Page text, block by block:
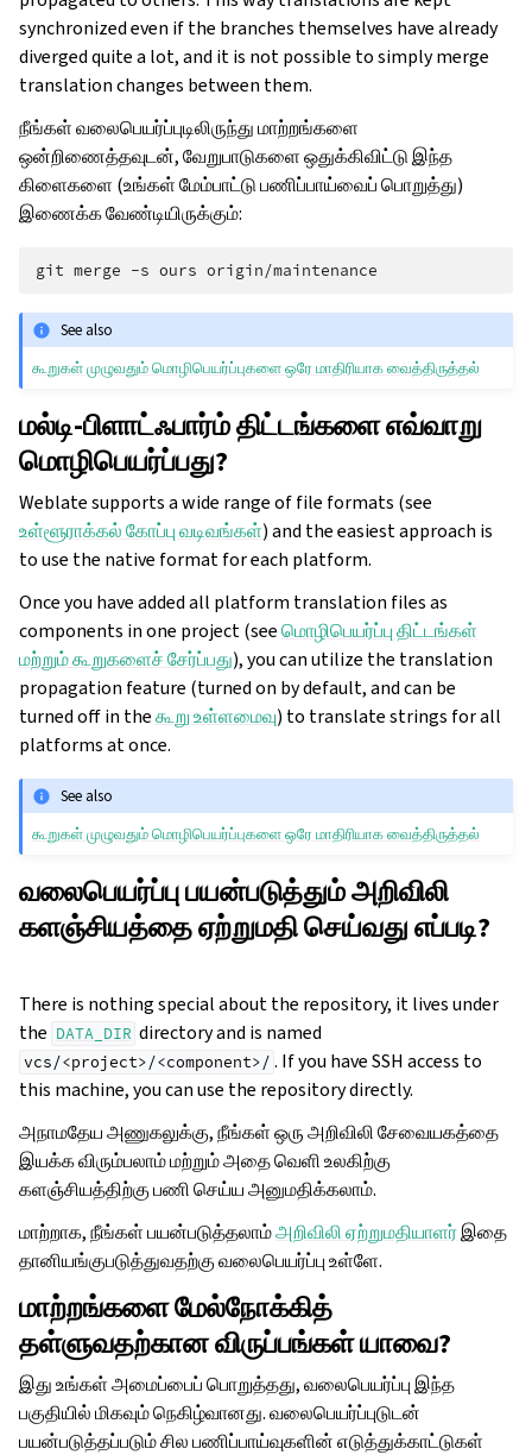
synchronized even if the branches themselves have already
diverged quite a lot, and it is not possible to simply merge
translation changes between them.
நீங்கள் வலைபெயர்ப்புடிலிருந்து மாற்றங்களை
ஒன்றிணைத்தவுடன், வேறுபாடுகளை ஒதுக்கிவிட்டு இந்த
கிளைகளை (உங்கள் மேம்பாட்டு பணிப்பாய்வைப் பொறுத்து)
இணைக்க வேண்டியிருக்கும்:
git merge -s ours
See also
கூறுகள் முழுவதும் மொழிபெயர்ப்புகளை ஒரே மாதிரியாக வைத்திருத்தல்
மல்டி-பிளாட்ஃபார்ம் திட்டங்களை எவ்வாறு
மொழிபெயர்ப்பது?
Weblate supports a wide range of file formats (see
உள்ளூராக்கல் கோப்பு வடிவங்கள்) and the easiest approach is
to use the native format for each platform.
Once you have added all platform translation files as
components in one project (seeமொழிபெயர்ப்பு திட்டங்கள்
மற்றும் கூறுகளைச் சேர்ப்பது), you can utilize the translation
propagation feature (turned on by default, and can be
turned off in theகூறு உள்ளமைவு) to translate strings for all
platforms at once.
See also
கூறுகள் முழுவதும் மொழிபெயர்ப்புகளை ஒரே மாதிரியாக வைத்திருத்தல்
வலைபெயர்ப்பு பயன்படுத்தும் அறிவிலி
களஞ்சியத்தை ஏற்றுமதி செய்வது எப்படி?
There is nothing special about the repository, it lives under
the DATA_DIR directory and is named
vcs/<project>/<component>/ . If you have SSH access to
this machine, you can use the repository directly.
அநாமதேய அணுகலுக்கு, நீங்கள் ஒரு அறிவிலி சேவையகத்தை
இயக்க விரும்பலாம் மற்றும் அதை வெளி உலகிற்கு
களஞ்சியத்திற்கு பணி செய்ய அனுமதிக்கலாம்.
மாற்றாக, நீங்கள் பயன்படுத்தலாம்அறிவிலி ஏற்றுமதியாளர்இதை
தானியங்குபடுத்துவதற்கு வலைபெயர்ப்பு உள்ளே.
மாற்றங்களை மேல்நோக்கித்
தள்ளுவதற்கான விருப்பங்கள் யாவை?
இது உங்கள் அமைப்பைப் பொறுத்தது, வலைபெயர்ப்பு இந்த
பகுதியில் மிகவும் நெகிழ்வானது. வலைபெயர்ப்புடுடன்
பயன்படுத்தப்படும் சில பணிப்பாய்வுகளின் எடுத்துக்காட்டுகள்